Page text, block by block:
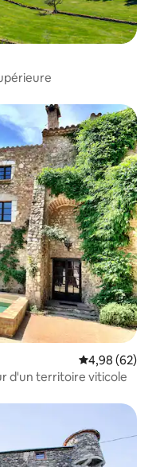
Évaluation
4,98 (62)
d'un territoire viticole